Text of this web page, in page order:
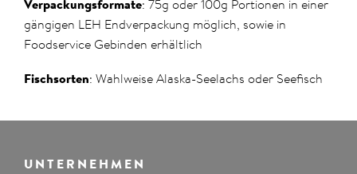
Verpackungsformate: 75g oder 100g Portionen in einer
gängigen LEH Endverpackung möglich, sowie in
Foodservice Gebinden erhältlich
Fischsorten: Wahlweise Alaska-Seelachs oder Seefisch
UNTERNEHMEN